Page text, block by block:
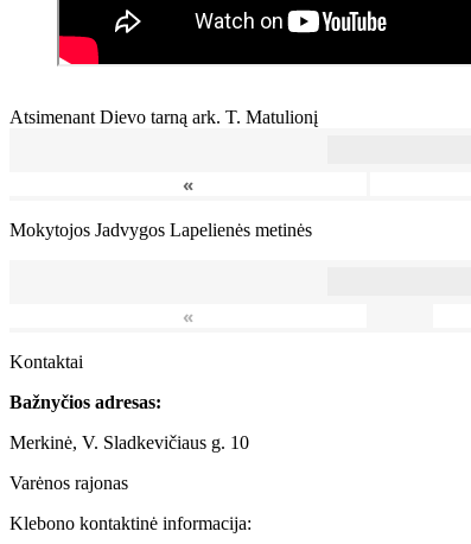
Atsimenant Dievo tarną ark. T. Matulionį
«
Mokytojos Jadvygos Lapelienės metinės
«
Kontaktai
Bažnyčios adresas:
Merkinė, V. Sladkevičiaus g. 10
Varėnos rajonas
Klebono kontaktinė informacija: